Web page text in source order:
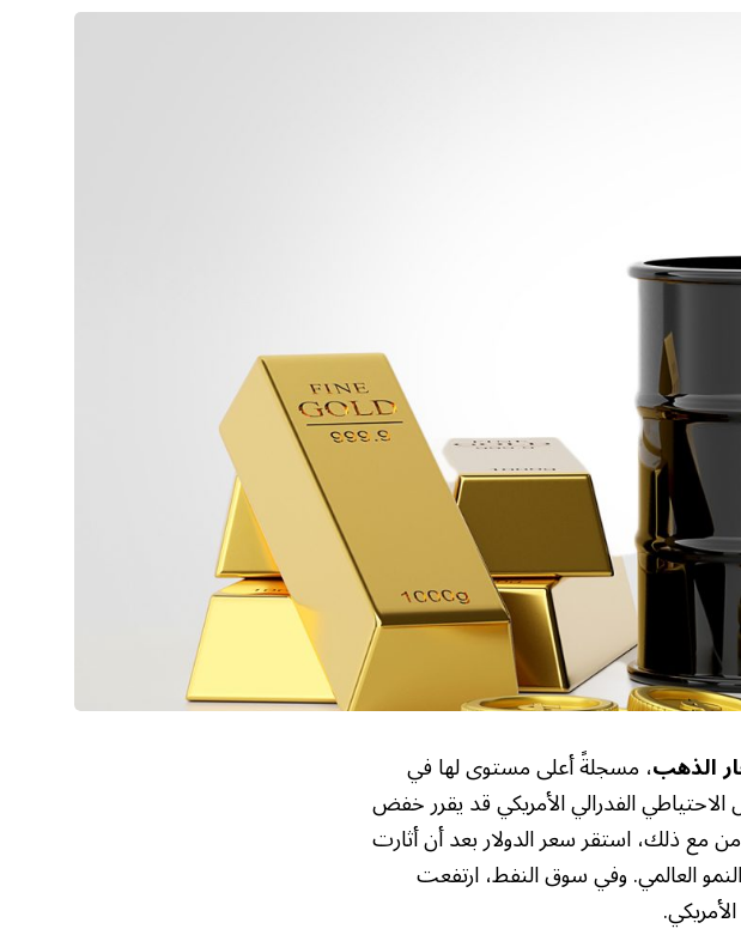
الذهب، مسجلةً أعلى مستوى لها في
الفدرالي الأمريكي قد يقرر خفض
مع ذلك، استقر سعر الدولار بعد أن أثارت
العالمي. وفي سوق النفط، ارتفعت